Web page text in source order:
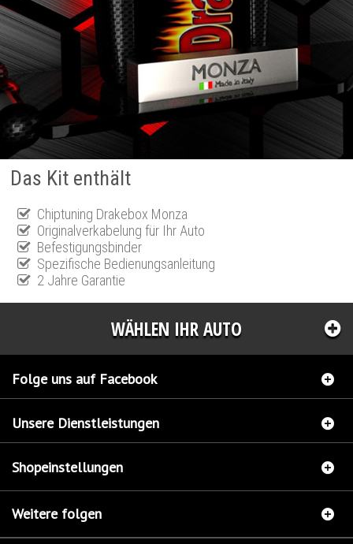
Das Kit enthält
Chiptuning Drakebox Monza
Originalverkabelung für Ihr Auto
Befestigungsbinder
Spezifische Bedienungsanleitung
2 Jahre Garantie
WÄHLEN IHR AUTO
Folge uns auf Facebook
Unsere Dienstleistungen
Shopeinstellungen
Weitere folgen